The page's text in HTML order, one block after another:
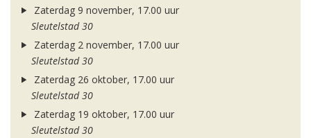
Zaterdag 9 november, 17.00 uur
Sleutelstad 30
Zaterdag 2 november, 17.00 uur
Sleutelstad 30
Zaterdag 26 oktober, 17.00 uur
Sleutelstad 30
Zaterdag 19 oktober, 17.00 uur
Sleutelstad 30